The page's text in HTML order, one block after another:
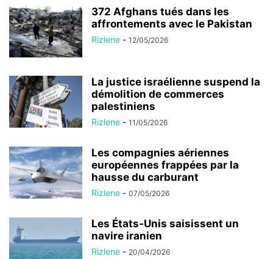
372 Afghans tués dans les
affrontements avec le Pakistan
Rizlene - 12/05/2026
La justice israélienne suspend la
démolition de commerces
palestiniens
Rizlene - 11/05/2026
Les compagnies aériennes
européennes frappées par la
hausse du carburant
Rizlene - 07/05/2026
Les États-Unis saisissent un
navire iranien
Rizlene - 20/04/2026